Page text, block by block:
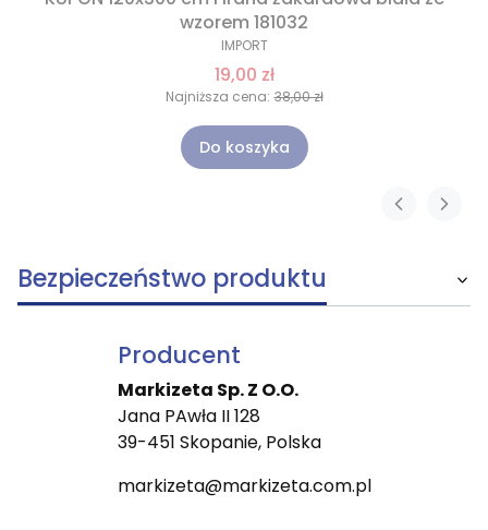
wzorem 181032
IMPORT
19,00 zł
Najniższa cena: 38,00 zł
Do koszyka
Bezpieczeństwo produktu
Producent
Markizeta Sp. Z O.O.
Jana PAwła II 128
39-451 Skopanie, Polska
markizeta@markizeta.com.pl